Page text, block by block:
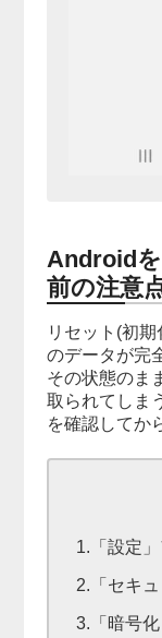
Android
前の注意
リセット(初
のデータが完
その状態のま
取られてしま
を確認してか
1.「設定
2.「セキ
3.「暗号